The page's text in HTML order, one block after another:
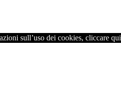
sull’uso dei cookies, cliccare qui